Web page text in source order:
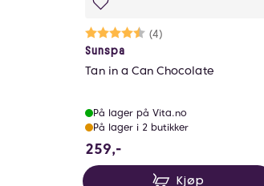
Karakter:
(4)
4.8 av 5 mulige
Sunspa
Tan in a Can Chocolate
På lager på Vita.no
På lager i 2 butikker
259,-
Kjøp